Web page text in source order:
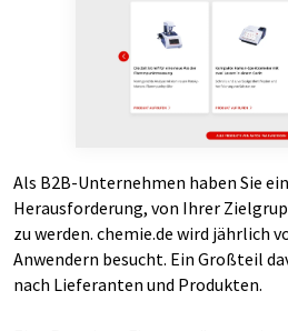
Als B2B-Unternehmen haben Sie
Herausforderung, von Ihrer
zu werden. chemie.de wird jährlich
Anwendern besucht. Ein Großteil
nach Lieferanten und Produkten.